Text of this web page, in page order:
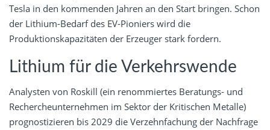
Tesla in den kommenden Jahren an den Start bringen. Schon
der Lithium-Bedarf des EV-Pioniers wird die
Produktionskapazitäten der Erzeuger stark fordern.
Lithium für die Verkehrswende
Analysten von Roskill (ein renommiertes Beratungs- und
Rechercheunternehmen im Sektor der Kritischen Metalle)
prognostizieren bis 2029 die Verzehnfachung der Nachfrage